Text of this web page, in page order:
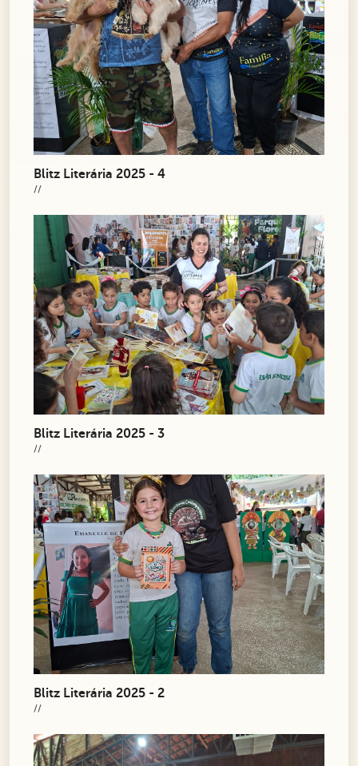
Blitz Literária 2025 - 4
//
Blitz Literária 2025 - 3
//
Blitz Literária 2025 - 2
//